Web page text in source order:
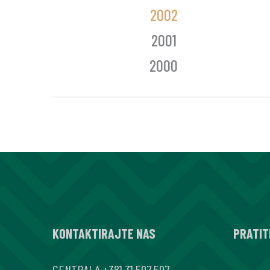
2002
2001
2000
KONTAKTIRAJTE NAS